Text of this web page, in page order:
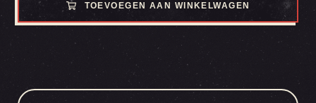
TOEVOEGEN AAN WINKELWAGEN